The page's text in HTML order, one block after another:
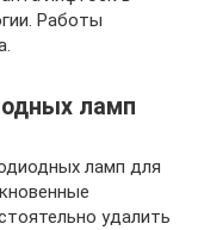
Работы
ламп
ламп для
удалить